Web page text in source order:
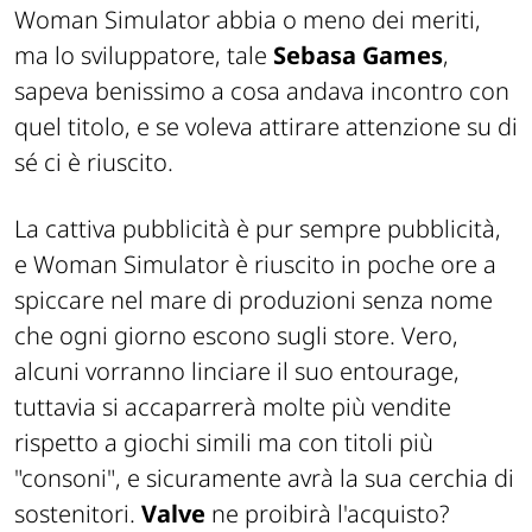
Woman Simulator abbia o meno dei meriti,
ma lo sviluppatore, tale Sebasa Games,
sapeva benissimo a cosa andava incontro con
quel titolo, e se voleva attirare attenzione su di
sé ci è riuscito.
La cattiva pubblicità è pur sempre pubblicità,
e Woman Simulator è riuscito in poche ore a
spiccare nel mare di produzioni senza nome
che ogni giorno escono sugli store. Vero,
alcuni vorranno linciare il suo entourage,
tuttavia si accaparrerà molte più vendite
rispetto a giochi simili ma con titoli più
"consoni", e sicuramente avrà la sua cerchia di
sostenitori. Valve ne proibirà l'acquisto?